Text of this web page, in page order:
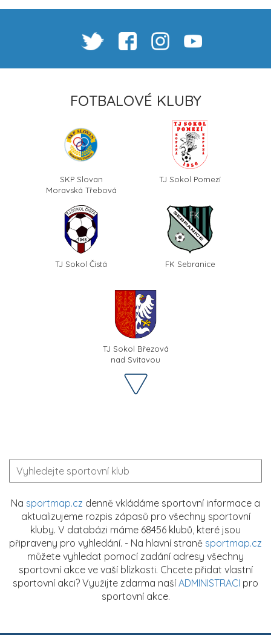
FOTBALOVÉ KLUBY
SKP Slovan
Moravská Třebová
TJ Sokol Pomezí
TJ Sokol Čistá FK Sebranice
TJ Sokol Březová
nad Svitavou
Na sportmap.cz denně vkládáme sportovní informace a
aktualizujeme rozpis zápasů pro všechny sportovní
kluby. V databázi máme 68456 klubů, které jsou
připraveny pro vyhledání. - Na hlavní straně sportmap.cz
můžete vyhledat pomocí zadání adresy všechny
sportovní akce ve vaší blízkosti. Chcete přidat vlastní
sportovní akci? Využijte zdarma naší ADMINISTRACI pro
sportovní akce.